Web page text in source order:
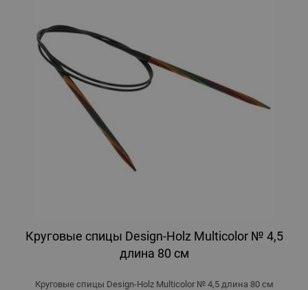
Круговые спицы Design-Holz Multicolor № 4,5
длина 80 см
Круговые спицы Design-Holz Multicolor № 4,5 длина 80 см